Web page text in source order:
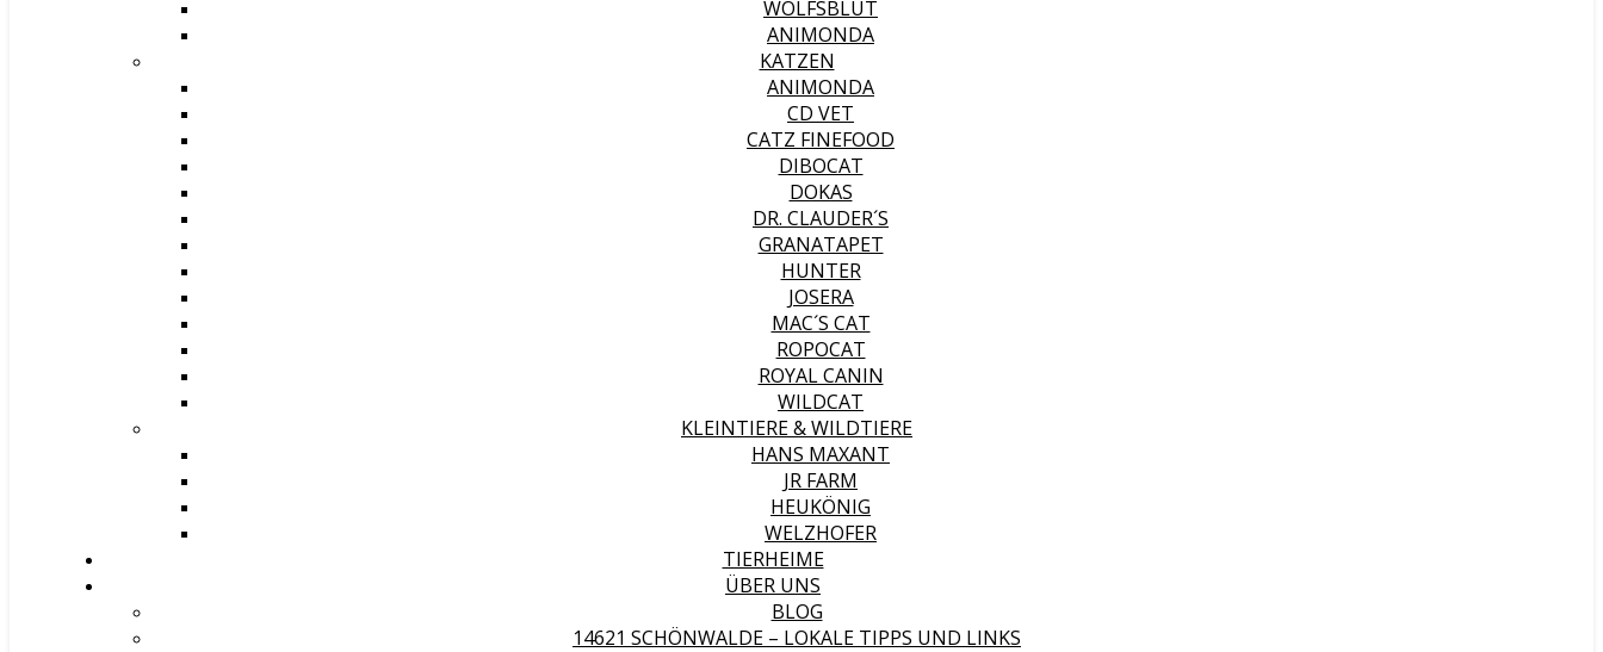
WOLFSBLUT
ANIMONDA
KATZEN
ANIMONDA
CD VET
CATZ FINEFOOD
DIBOCAT
DOKAS
DR. CLAUDER´S
GRANATAPET
HUNTER
JOSERA
MAC´S CAT
ROPOCAT
ROYAL CANIN
WILDCAT
KLEINTIERE & WILDTIERE
HANS MAXANT
JR FARM
HEUKÖNIG
WELZHOFER
TIERHEIME
ÜBER UNS
BLOG
14621 SCHÖNWALDE – LOKALE TIPPS UND LINKS